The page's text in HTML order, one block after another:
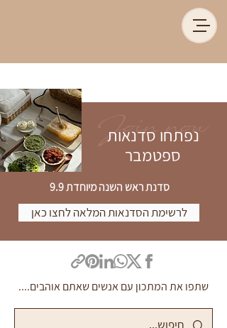
Join now
נפתחו סדנאות
ספטמבר
סדנת ראש השנה מיוחדת 9.9
לרשימת הסדנאות המלאה לחצו כאן
שתפו את המתכון עם אנשים שאתם אוהבים....